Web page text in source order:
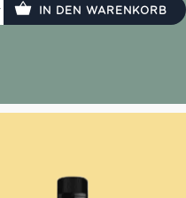
IN DEN WARENKORB